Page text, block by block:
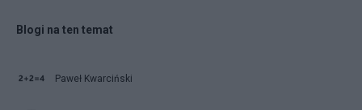
Blogi na ten temat
Paweł Kwarciński